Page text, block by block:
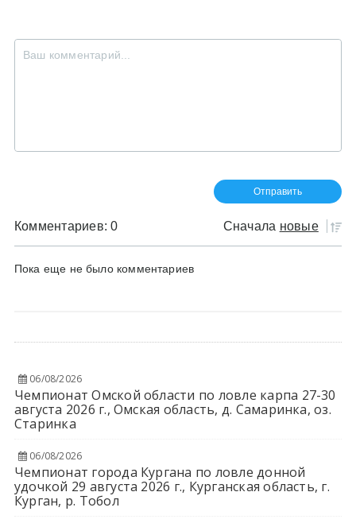
Комментариев: 0 Сначала новые
Пока еще не было комментариев
06/08/2026
Чемпионат Омской области по ловле карпа 27-30
августа 2026 г., Омская область, д. Самаринка, оз.
Старинка
06/08/2026
Чемпионат города Кургана по ловле донной
удочкой 29 августа 2026 г., Курганская область, г.
Курган, р. Тобол